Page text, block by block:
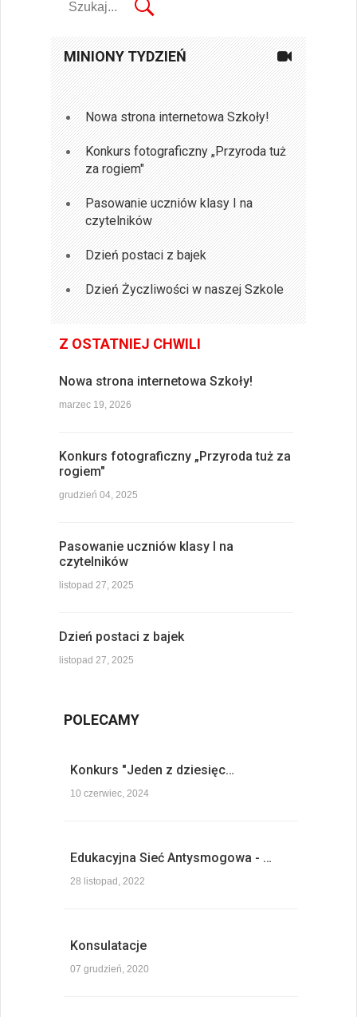
MINIONY TYDZIEŃ
Nowa strona internetowa Szkoły!
Konkurs fotograficzny „Przyroda tuż
za rogiem"
Pasowanie uczniów klasy I na
czytelników
Dzień postaci z bajek
Dzień Życzliwości w naszej Szkole
Z OSTATNIEJ CHWILI
Nowa strona internetowa Szkoły!
marzec 19, 2026
Konkurs fotograficzny „Przyroda tuż za
rogiem"
grudzień 04, 2025
Pasowanie uczniów klasy I na
czytelników
listopad 27, 2025
Dzień postaci z bajek
listopad 27, 2025
POLECAMY
Konkurs "Jeden z dziesięc…
10 czerwiec, 2024
Edukacyjna Sieć Antysmogowa - …
28 listopad, 2022
Konsulatacje
07 grudzień, 2020